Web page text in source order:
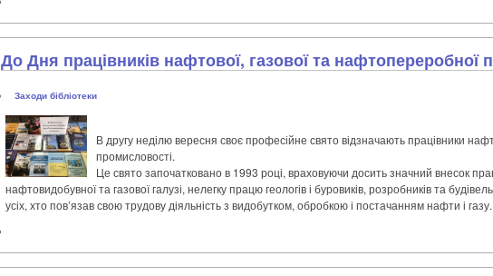
До Дня працівників нафтової, газової та нафтопереробної
Заходи бібліотеки
В другу неділю вересня своє професійне свято відзначають працівники
промисловості.
Це свято започатковано в 1993 році, враховуючи досить значний внесок
нафтовидобувної та газової галузі, нелегку працю геологів і буровиків, розробників та
усіх, хто пов’язав свою трудову діяльність з видобутком, обробкою і постачанням нафти і газу.